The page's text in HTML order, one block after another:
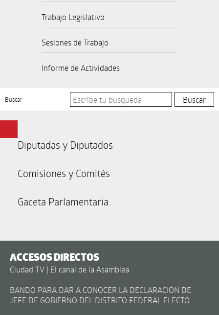
Trabajo Legislativo
Sesiones de Trabajo
Informe de Actividades
Buscar
Diputadas y Diputados
Comisiones y Comités
Gaceta Parlamentaria
ACCESOS DIRECTOS
Ciudad TV | El canal de la Asamblea
BANDO PARA DAR A CONOCER LA DECLARACIÓN DE
JEFE DE GOBIERNO DEL DISTRITO FEDERAL ELECTO